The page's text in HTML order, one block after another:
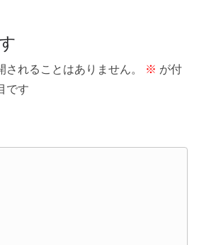
れることはありません。 ※ が付
です